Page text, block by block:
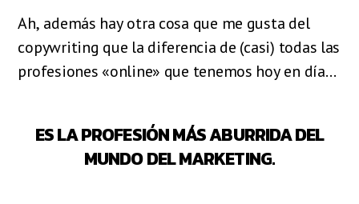
Ah, además hay otra cosa que me gusta del
copywriting que la diferencia de (casi) todas las
profesiones «online» que tenemos hoy en día…
ES LA PROFESIÓN MÁS ABURRIDA DEL
MUNDO DEL MARKETING.